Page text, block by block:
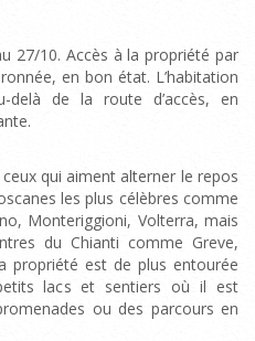
27/10. Accès à la propriété par
en bon état. L’habitation
delà de la route d’accès, en
qui aiment alterner le repos
les plus célèbres comme
Monteriggioni, Volterra, mais
du Chianti comme Greve,
propriété est de plus entourée
lacs et sentiers où il est
ou des parcours en